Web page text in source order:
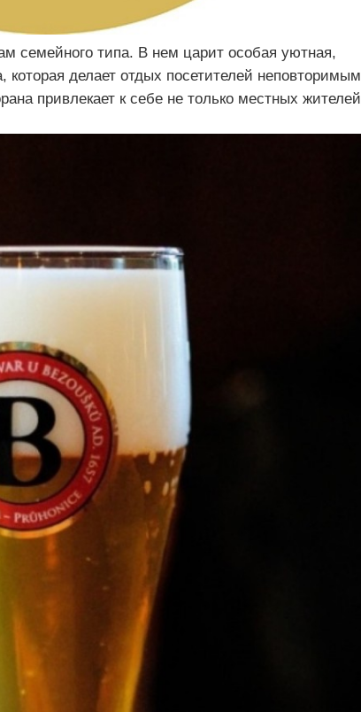
семейного типа. В нем царит особая уютная,
делает отдых посетителей
привлекает к себе не только местных